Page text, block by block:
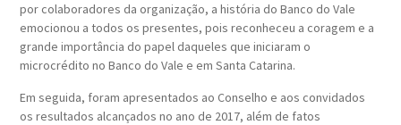
por colaboradores da organização, a história do Banco do Vale
emocionou a todos os presentes, pois reconheceu a coragem e a
grande importância do papel daqueles que iniciaram o
microcrédito no Banco do Vale e em Santa Catarina.
Em seguida, foram apresentados ao Conselho e aos convidados
os resultados alcançados no ano de 2017, além de fatos